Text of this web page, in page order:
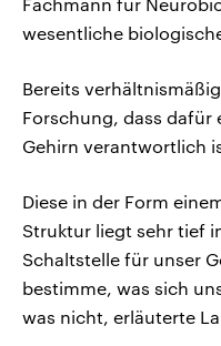
Fachmann für
wesentliche
Bereits
Forschung, dass dafür
Gehirn verantwortlich
Diese in der Form
Struktur liegt sehr tief
Schaltstelle für unser
bestimme, was sich
was nicht, erläuterte